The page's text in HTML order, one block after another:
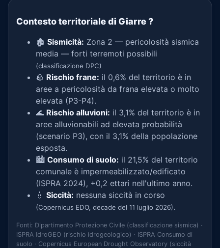
Contesto territoriale di Giarre?
🏚️ Sismicità: Zona 2 — pericolosità sismica
media — forti terremoti possibili
(classificazione DPC)
🪨 Rischio frane: il 0,6% del territorio è in
aree a pericolosità da frana elevata o molto
elevata (P3-P4).
🌊 Rischio alluvioni: il 3,1% del territorio è in
aree alluvionabili ad elevata probabilità
(scenario P3), con il 3,1% della popolazione
esposta.
🏙️ Consumo di suolo: il 21,5% del territorio
comunale è impermeabilizzato/edificato
(ISPRA 2024), +0,2 ettari nell'ultimo anno.
💧 Siccità: nessuna siccità in corso
(Copernicus EDO, decade del 11 luglio 2026).
Fonti: Dipartimento Protezione Civile (classificazione sismica) ·
ISPRA IdroGEO (rischio idrogeologico) · ISPRA Consumo di
suolo · Copernicus European Drought Observatory (siccità